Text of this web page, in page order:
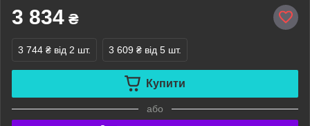
3 834 ₴
3 744 ₴ від 2 шт. 3 609 ₴ від 5 шт.
Купити
або